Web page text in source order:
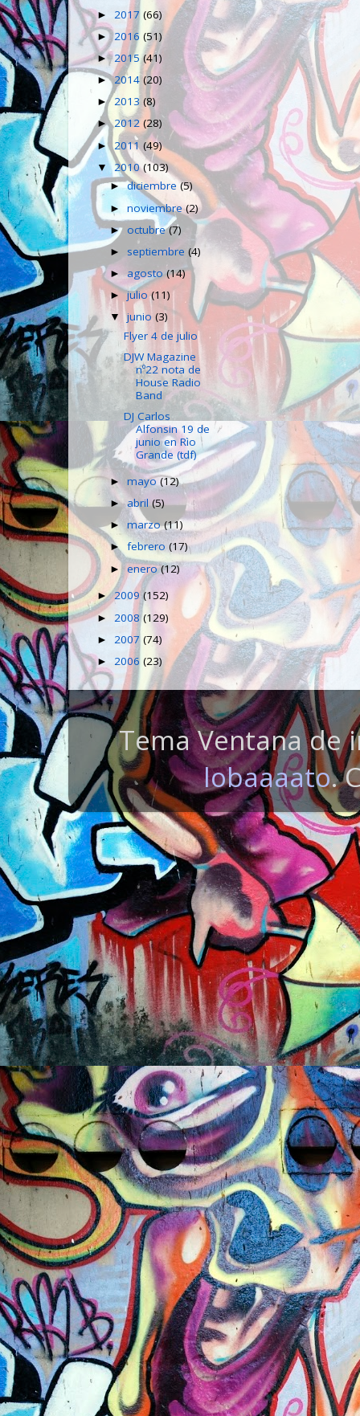
► 2017 (66)
► 2016 (51)
►2015(41)
►2014 (20)
► 2013 (8)
►2012(28)
►2011 (49)
▼ 2010(103)
►diciembre(5)
►noviembre(2)
►octubre(7)
► septiembre(4)
►agosto(14)
►julio(11)
▼junio(3)
Flyer 4 de julio
DJW Magazine
nº22 nota de
House Radio
Band
DJ Carlos
Alfonsin 19 de
junio en Rìo
Grande (tdf)
►mayo(12)
►abril(5)
►marzo(11)
►febrero(17)
►enero(12)
►2009(152)
► 2008(129)
► 2007 (74)
► 2006 (23)
Tema Ventana de
lobaaaato.